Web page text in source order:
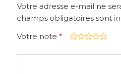
Votre adresse e-mail ne
champs obligatoires sont
Votre note *